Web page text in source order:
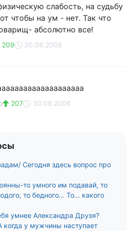
слабость, на судьбу
чтобы на ум - нет. Так что
абсолютно все!
209 30.08.2006
207 30.08.2006
Сегодня здесь вопрос про
то умного им подавай, то
то бедного... То... какого
умнее Александра Друзя?
когда у мужчины наступает